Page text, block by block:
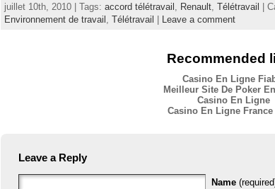
juillet 10th, 2010 | Tags: accord télétravail Renault Télétravail |
Environnement de travail
Télétravail Leave a comment
Recommended
Casino En Ligne
Meilleur Site De Poker
Casino En Ligne
Casino En Ligne France
Leave a Reply
Name